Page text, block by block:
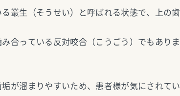
叢生（そうせい）と呼ばれる状態で、上の歯
合っている反対咬合（こうごう）でもありま
が溜まりやすいため、患者様が気にされてい